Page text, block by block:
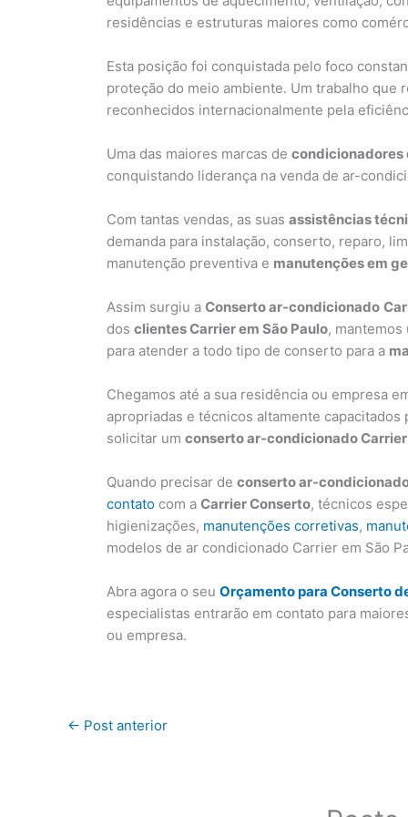
residências e estruturas maiores como
Esta posição foi conquistada pelo foco
proteção do meio ambiente. Um trabalho
reconhecidos internacionalmente pela
Uma das maiores marcas de condicionadores
conquistando liderança na venda de ar-
Com tantas vendas, as suas assistências
demanda para instalação, conserto, reparo,
manutenção preventiva e manutenções em
Assim surgiu a Conserto ar-condicionado
dos clientes Carrier em São Paulo,
para atender a todo tipo de conserto para a
Chegamos até a sua residência ou empresa
apropriadas e técnicos altamente
solicitar um conserto ar-condicionado Carrier
Quando precisar de conserto ar-
contato com a Carrier Conserto, técnicos
higienizações, manutenções corretivas,
modelos de ar condicionado Carrier em São
Abra agora o seu Orçamento para Conserto
especialistas entrarão em contato para
ou empresa.
← Post anterior